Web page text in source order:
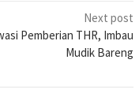
Next post
Pemberian THR, Imbau
Mudik Bareng